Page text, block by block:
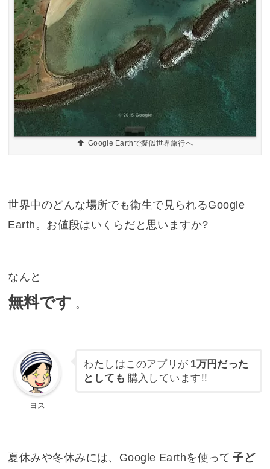
Google Earthで擬似世界旅行へ
世界中のどんな場所でも衛生で見られるGoogle
Earth。お値段はいくらだと思いますか?
なんと
無料です 。
ヨス
わたしはこのアプリが 1万円だった
としても 購入しています!!
夏休みや冬休みには、Google Earthを使って 子ど